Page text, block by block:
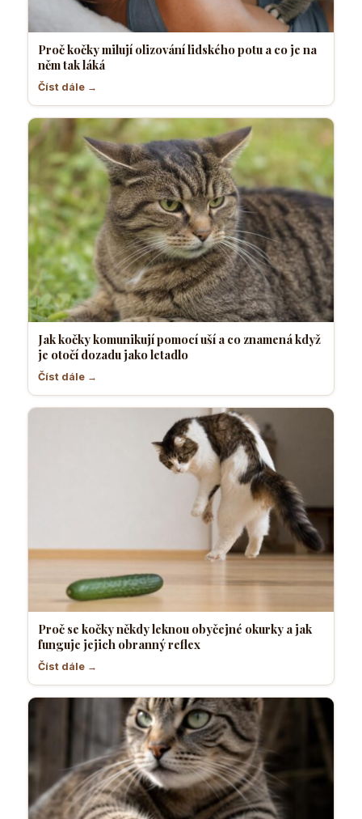
Proč kočky milují olizování lidského potu a co je na
něm tak láká
Číst dále →
Jak kočky komunikují pomocí uší a co znamená když
je otočí dozadu jako letadlo
Číst dále →
Proč se kočky někdy leknou obyčejné okurky a jak
funguje jejich obranný reflex
Číst dále →